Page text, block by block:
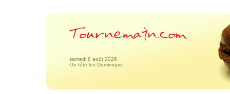
samedi 8 août 2026
On fête les Dominique